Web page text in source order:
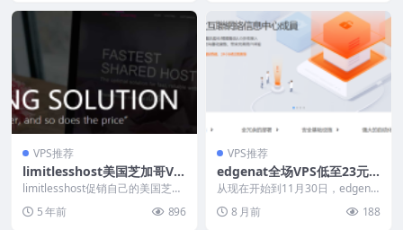
VPS推荐
limitlesshost美国芝加哥VP
S：1核512M/5GB SSD/250
GB流量/1Gbps/仅IPv6/24美
元/年起
limitlesshost促销自己的美国芝加
Vi...5 年前 896
VPS推荐
edgenat全场VPS低至23元/
7折优惠，原生/双ISP住宅属
性IP，香港/日本/韩国/美国
机房
从现在开始到11月30日，edgenat
销活动，全...
8 月前 188